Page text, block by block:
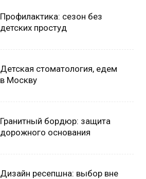
Профилактика: сезон без
детских простуд
Детская стоматология, едем
в Москву
Гранитный бордюр: защита
дорожного основания
Дизайн ресепшна: выбор вне